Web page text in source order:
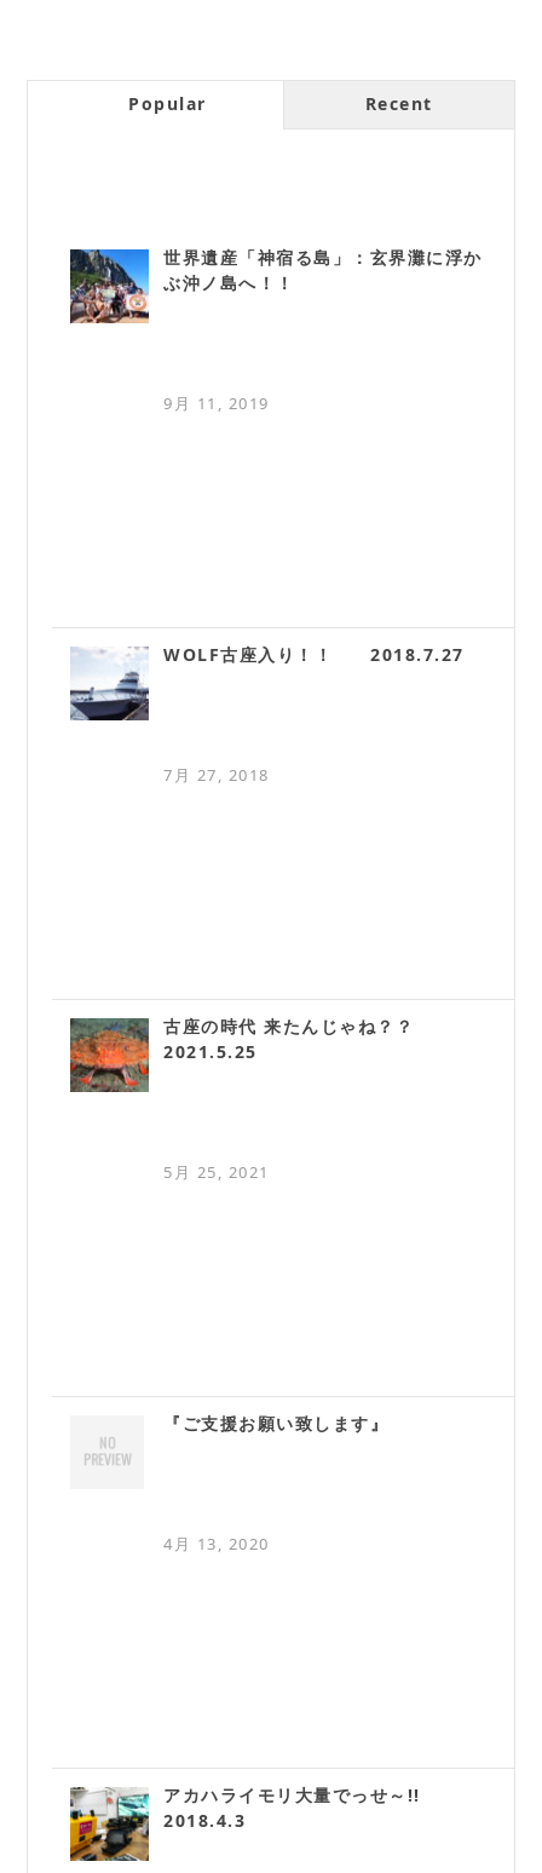
Popular Recent
世界遺産「神宿る島」：玄界灘に浮か
ぶ沖ノ島へ！！
9月 11, 2019
WOLF古座入り！！ 2018.7.27
7月 27, 2018
古座の時代 来たんじゃね？？
2021.5.25
5月 25, 2021
『ご支援お願い致します』
4月 13, 2020
アカハライモリ大量でっせ～!!
2018.4.3